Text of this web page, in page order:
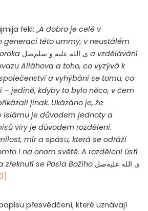
řekl: „A dobro je celé v
generací této ummy, v neustálém
صلى الله عليه و سلم a vzdělávání
Alláhova a toho, co vyzývá k
a vyhýbání se tomu, co
– jedině, kdyby to bylo něco, v čem
jinak. Ukázáno je, že
islámu je důvodem jednoty a
víry je důvodem rozdělení.
mír a spásu, která se odráží
i na onom světě. A rozdělení ústí
zřeknutí se Posla Božího صلى الله عليه
[3]
přesvědčení, které uznávají